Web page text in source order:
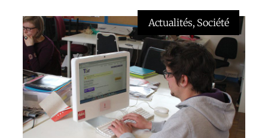
Actualités, Société